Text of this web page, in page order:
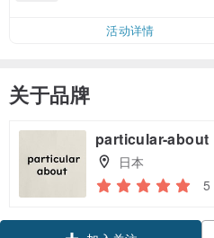
活动详情
关于品牌
particular-about
日本
5